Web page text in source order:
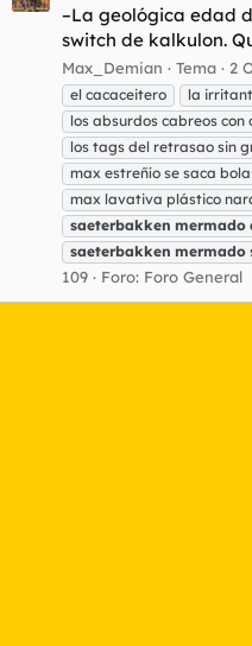
–La geológica edad
switch de kalkulon.
Max_Demian Tema 2
el cacaceitero
la
los absurdos cabreos
los tags del retrasao sin
max estreñío se saca
max lavativa plástico
saeterbakken mermado
saeterbakken mermado
109
Foro: Foro General